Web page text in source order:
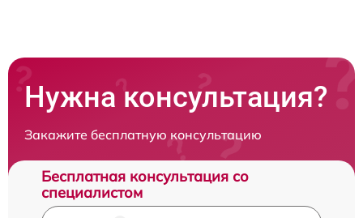
Нужна консультация?
Закажите бесплатную консультацию
Бесплатная консультация со
специалистом